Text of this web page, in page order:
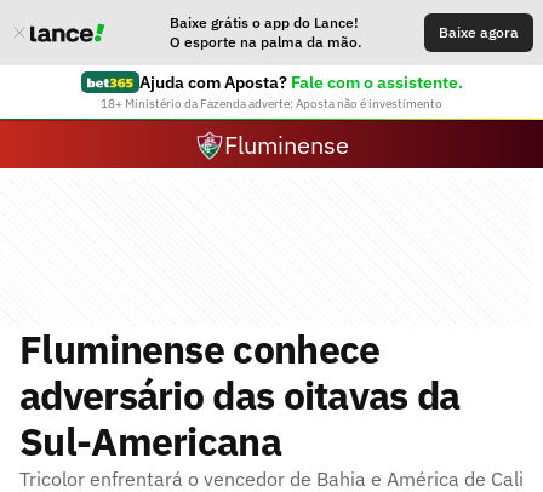
Baixe grátis o app do Lance!
O esporte na palma da mão.
Baixe agora
Ajuda com Aposta? Fale com o assistente.
18+ Ministério da Fazenda adverte: Aposta não é investimento
Fluminense
Fluminense conhece
adversário das oitavas da
Sul-Americana
Tricolor enfrentará o vencedor de Bahia e América de Cali